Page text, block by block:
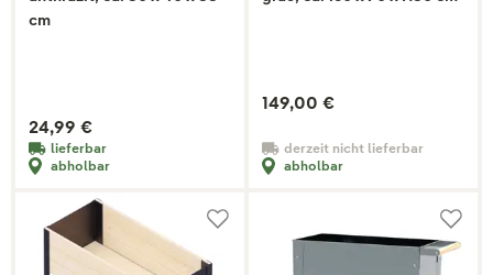
cm
24,99 €
lieferbar
abholbar
149,00 €
derzeit nicht lieferbar
abholbar